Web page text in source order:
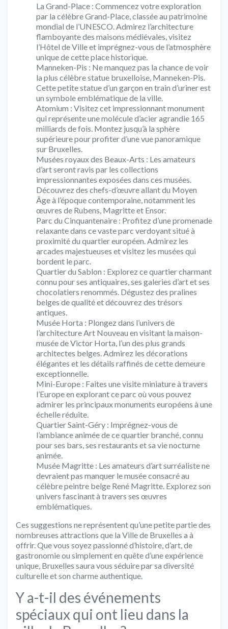
La Grand-Place : Commencez votre exploration
par la célèbre Grand-Place, classée au patrimoine
mondial de l’UNESCO. Admirez l’architecture
flamboyante des maisons médiévales, visitez
l’Hôtel de Ville et imprégnez-vous de l’atmosphère
unique de cette place historique.
Manneken-Pis : Ne manquez pas la chance de voir
la plus célèbre statue bruxelloise, Manneken-Pis.
Cette petite statue d’un garçon en train d’uriner est
un symbole emblématique de la ville.
Atomium : Visitez cet impressionnant monument
qui représente une molécule d’acier agrandie 165
milliards de fois. Montez jusqu’à la sphère
supérieure pour profiter d’une vue panoramique
sur Bruxelles.
Musées royaux des Beaux-Arts : Les amateurs
d’art seront ravis par les collections
impressionnantes exposées dans ces musées.
Découvrez des chefs-d’œuvre allant du Moyen
Âge à l’époque contemporaine, notamment les
œuvres de Rubens, Magritte et Ensor.
Parc du Cinquantenaire : Profitez d’une promenade
relaxante dans ce vaste parc verdoyant situé à
proximité du quartier européen. Admirez les
arcades majestueuses et visitez les musées qui
bordent le parc.
Quartier du Sablon : Explorez ce quartier charmant
connu pour ses antiquaires, ses galeries d’art et ses
chocolatiers renommés. Dégustez des pralines
belges de qualité et découvrez des trésors
antiques.
Musée Horta : Plongez dans l’univers de
l’architecture Art Nouveau en visitant la maison-
musée de Victor Horta, l’un des plus grands
architectes belges. Admirez les décorations
élégantes et les détails raffinés de cette demeure
exceptionnelle.
Mini-Europe : Faites une visite miniature à travers
l’Europe en explorant ce parc où vous pouvez
admirer les principaux monuments européens à une
échelle réduite.
Quartier Saint-Géry : Imprégnez-vous de
l’ambiance animée de ce quartier branché, connu
pour ses bars, ses restaurants et sa vie nocturne
animée.
Musée Magritte : Les amateurs d’art surréaliste ne
devraient pas manquer le musée consacré au
célèbre peintre belge René Magritte. Explorez son
univers fascinant à travers ses œuvres
emblématiques.
Ces suggestions ne représentent qu’une petite partie des
nombreuses attractions que la Ville de Bruxelles a à
offrir. Que vous soyez passionné d’histoire, d’art, de
gastronomie ou simplement en quête d’une expérience
unique, Bruxelles saura vous séduire par sa diversité
culturelle et son charme authentique.
Y a-t-il des événements
spéciaux qui ont lieu dans la